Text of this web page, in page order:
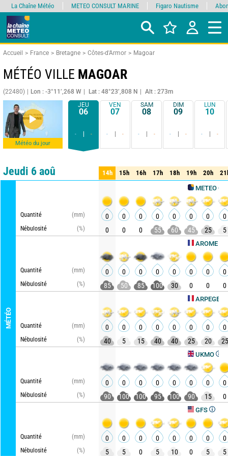
Accueil France Bretagne Côtes-d'Armor Magoar
MÉTÉO VILLE MAGOAR
(22480) Lon : -3°11’,268 W Lat : 48°23’,808 N Alt : 273m
Météo du jour
JEU
06
- -
VEN
07
- -
SAM
08
- -
DIM
09
- -
LUN
10
- -
Comparateur détaillé synthétique
Jeudi 6 aoû
MÉTÉO
METEO CONSULT
Quantité
(mm)
Nébulosité
(%)
AROME HD
Quantité
(mm)
Nébulosité
(%)
ARPEGE
Quantité
(mm)
Nébulosité
(%)
UKMO
Quantité
(mm)
Nébulosité
(%)
Quantité
(mm)
Nébulosité
(%)
14h 15h 16h 17h 18h 19h 20h
14h 15h 16h 17h 18h 19h 20h
0 0 0 0 0 0 0
0
0
0 0 55 60 45 25 5
0 0 0 0 0 0 0
0
85
50 85 100 30 0 0 0
0 0 0 0 0 0 0
0
40
5 15 40 40 25 20 25
0 0 0 0 0 0 0
0
90
100 100 95 100 90 15 0
0 0 0 0 0 0 0
0
5
5 0 5 10 0 5 5
La Chaîne Météo METEO CONSULT MARINE Figaro Nautisme